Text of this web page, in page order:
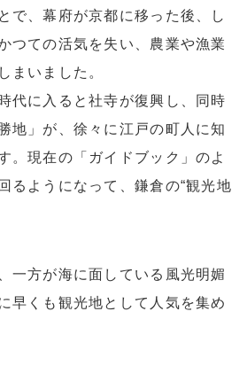
で、幕府が京都に移った後、し
つての活気を失い、農業や漁業
まいました。
代に入ると社寺が復興し、同時
地」が、徐々に江戸の町人に知
。現在の「ガイドブック」のよ
るようになって、鎌倉の“観光地
一方が海に面している風光明媚
早くも観光地として人気を集め